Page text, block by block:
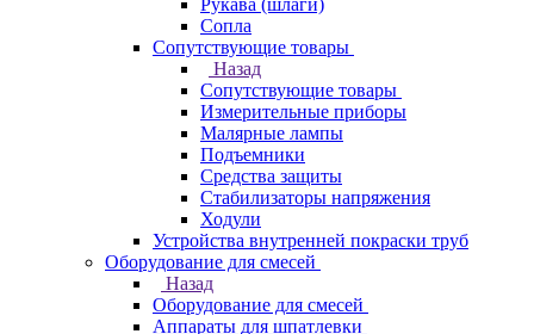
Рукава (шлаги)
Сопла
Сопутствующие товары
Назад
Сопутствующие товары
Измерительные приборы
Малярные лампы
Подъемники
Средства защиты
Стабилизаторы напряжения
Ходули
Устройства внутренней покраски труб
Оборудование для смесей
Назад
Оборудование для смесей
Аппараты для шпатлевки